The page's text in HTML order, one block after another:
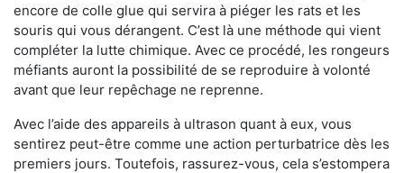
encore de colle glue qui servira à piéger les rats et les
souris qui vous dérangent. C’est là une méthode qui vient
compléter la lutte chimique. Avec ce procédé, les rongeurs
méfiants auront la possibilité de se reproduire à volonté
avant que leur repêchage ne reprenne.
Avec l’aide des appareils à ultrason quant à eux, vous
sentirez peut-être comme une action perturbatrice dès les
premiers jours. Toutefois, rassurez-vous, cela s’estompera